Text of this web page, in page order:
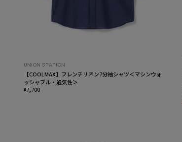
UNION STATION
【COOLMAX】フレンチリネン7分袖シャツ＜マシンウォ
ッシャブル・通気性＞
¥7,700